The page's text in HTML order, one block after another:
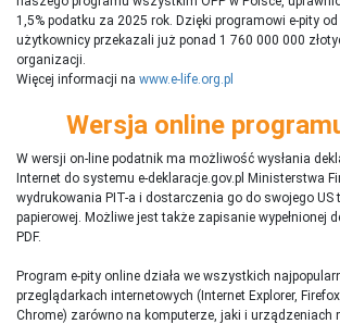
1,5% podatku za 2025 rok. Dzięki programowi e-pity od
użytkownicy przekazali już ponad 1 760 000 000
organizacji.
Więcej informacji na www.e-life.org.pl
Wersja online
W wersji on-line podatnik ma możliwość wysłania
Internet do systemu e-deklaracje.gov.pl Ministerstwa
wydrukowania PIT-a i dostarczenia go do swojego US
papierowej. Możliwe jest także zapisanie wypełnionej
PDF.
Program e-pity online działa we wszystkich
przeglądarkach internetowych (Internet Explorer,
Chrome) zarówno na komputerze, jaki i urządzeniach